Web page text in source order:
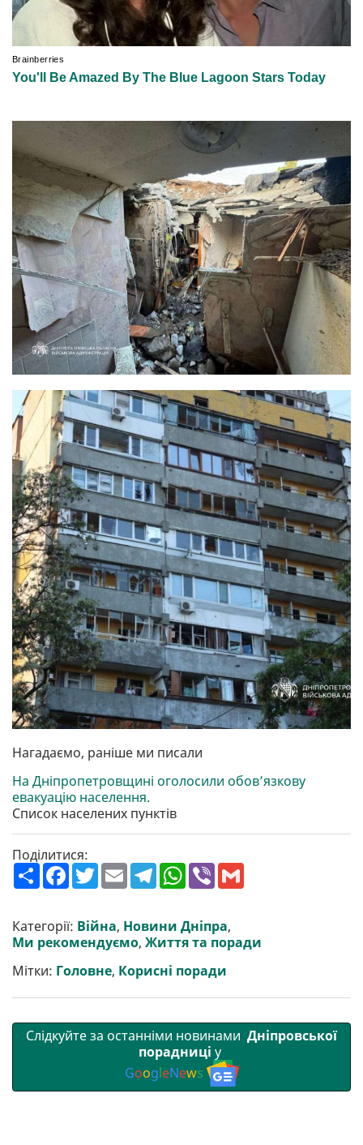
Нагадаємо, раніше ми писали
На Дніпропетровщині оголосили обов’язкову
евакуацію населення.
Список населених пунктів
Поділитися:
П
о
р
и
т
F
a
b
o
o
T
w
t
e
r
E
m
l
T
e
g
r
a
W
h
s
A
p
V
r
Категорії: Війна, Новини Дніпра,
Ми рекомендуємо, Життя та поради
Мітки: Головне, Корисні поради
Слідкуйте за останніми новинами Дніпровської
порадниці у
GoogleNews